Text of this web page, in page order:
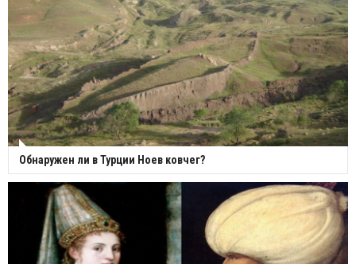
Обнаружен ли в Турции Ноев ковчег?